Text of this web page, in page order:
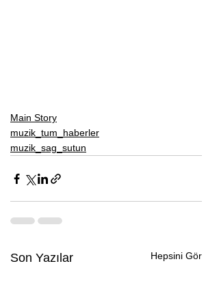
Main Story
muzik_tum_haberler
muzik_sag_sutun
Son Yazılar Hepsini Gör